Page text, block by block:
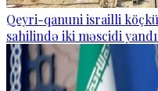
Qeyri-qanuni israilli
sahilində iki məscidi